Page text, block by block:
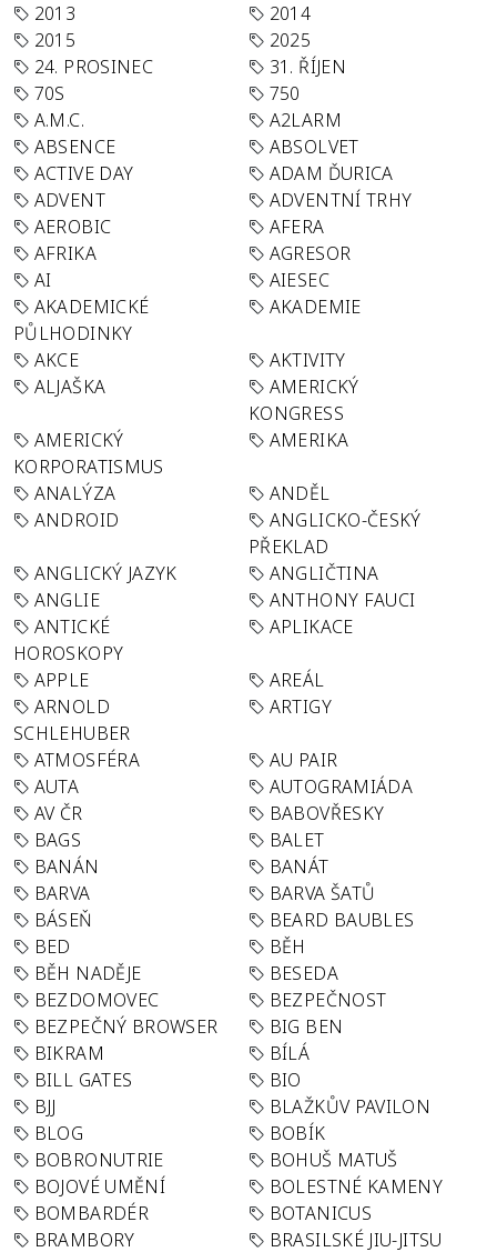
2013
2014
2015
2025
24. PROSINEC
31. ŘÍJEN
70S
750
A.M.C.
A2LARM
ABSENCE
ABSOLVET
ACTIVE DAY
ADAM ĎURICA
ADVENT
ADVENTNÍ TRHY
AEROBIC
AFERA
AFRIKA
AGRESOR
AI
AIESEC
AKADEMICKÉ
PŮLHODINKY
AKADEMIE
AKCE
AKTIVITY
ALJAŠKA
AMERICKÝ
KONGRESS
AMERICKÝ
KORPORATISMUS
AMERIKA
ANALÝZA
ANDĚL
ANDROID
ANGLICKO-ČESKÝ
PŘEKLAD
ANGLICKÝ JAZYK
ANGLIČTINA
ANGLIE
ANTHONY FAUCI
ANTICKÉ
HOROSKOPY
APLIKACE
APPLE
AREÁL
ARNOLD
SCHLEHUBER
ARTIGY
ATMOSFÉRA
AU PAIR
AUTA
AUTOGRAMIÁDA
AV ČR
BABOVŘESKY
BAGS
BALET
BANÁN
BANÁT
BARVA
BARVA ŠATŮ
BÁSEŇ
BEARD BAUBLES
BED
BĚH
BĚH NADĚJE
BESEDA
BEZDOMOVEC
BEZPEČNOST
BEZPEČNÝ BROWSER
BIG BEN
BIKRAM
BÍLÁ
BILL GATES
BIO
BJJ
BLAŽKŮV PAVILON
BLOG
BOBÍK
BOBRONUTRIE
BOHUŠ MATUŠ
BOJOVÉ UMĚNÍ
BOLESTNÉ KAMENY
BOMBARDÉR
BOTANICUS
BRAMBORY
BRASILSKÉ JIU-JITSU